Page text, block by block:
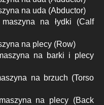
na uda (Abductor)
na łydki (Calf
na plecy (Row)
na barki i plecy
na brzuch (Torso
na plecy (Back